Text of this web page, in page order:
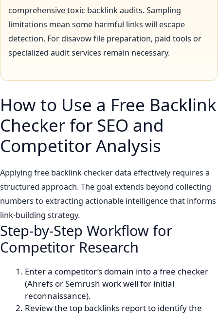
comprehensive toxic backlink audits. Sampling
limitations mean some harmful links will escape
detection. For disavow file preparation, paid tools or
specialized audit services remain necessary.
How to Use a Free Backlink
Checker for SEO and
Competitor Analysis
Applying free backlink checker data effectively requires a
structured approach. The goal extends beyond collecting
numbers to extracting actionable intelligence that informs
link-building strategy.
Step-by-Step Workflow for
Competitor Research
Enter a competitor’s domain into a free checker
(Ahrefs or Semrush work well for initial
reconnaissance).
Review the top backlinks report to identify the